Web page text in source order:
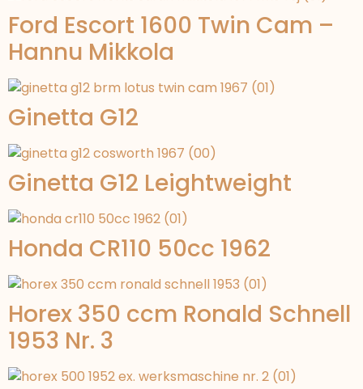
Ford Escort 1600 Twin Cam –
Hannu Mikkola
Ginetta G12
Ginetta G12 Leightweight
Honda CR110 50cc 1962
Horex 350 ccm Ronald Schnell
1953 Nr. 3